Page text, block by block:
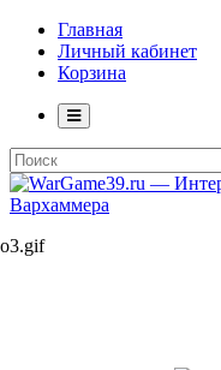
Главная
Личный кабинет
Корзина